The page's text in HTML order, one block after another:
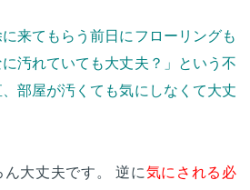
来てもらう前日にフローリングも
汚れていても大丈夫？」という不
部屋が汚くても気にしなくて大丈
ん大丈夫です。 逆に気にされる必